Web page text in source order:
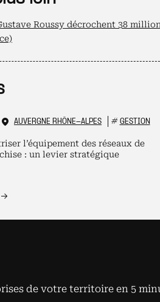
Roussy décrochent 38
AUVERGNE RHÔNE-ALPES # GESTION
l’équipement des réseaux de
: un levier stratégique
de votre territoire en 5